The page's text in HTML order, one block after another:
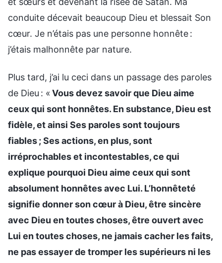
conduite décevait beaucoup Dieu et blessait Son
cœur. Je n’étais pas une personne honnête :
j’étais malhonnête par nature.
Plus tard, j’ai lu ceci dans un passage des paroles
de Dieu : «Vous devez savoir que Dieu aime
ceux qui sont honnêtes. En substance, Dieu est
fidèle, et ainsi Ses paroles sont toujours
fiables ; Ses actions, en plus, sont
irréprochables et incontestables, ce qui
explique pourquoi Dieu aime ceux qui sont
absolument honnêtes avec Lui. L’honnêteté
signifie donner son cœur à Dieu, être sincère
avec Dieu en toutes choses, être ouvert avec
Lui en toutes choses, ne jamais cacher les faits,
ne pas essayer de tromper les supérieurs ni les